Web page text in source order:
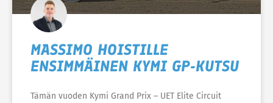
MASSIMO HOISTILLE
ENSIMMÄINEN KYMI GP-KUTSU
Tämän vuoden Kymi Grand Prix – UET Elite Circuit